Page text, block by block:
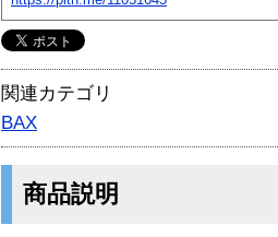
関連カテゴリ
BAX
商品説明